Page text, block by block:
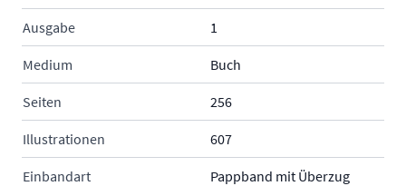
Ausgabe 1
Medium Buch
Seiten 256
Illustrationen 607
Einbandart Pappband mit Überzug